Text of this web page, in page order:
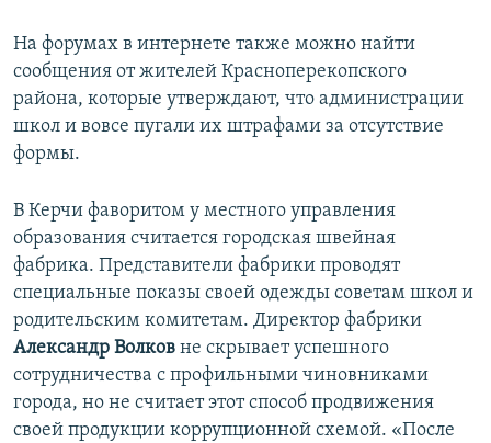
На форумах в интернете также можно найти
сообщения от жителей Красноперекопского
района, которые утверждают, что администрации
школ и вовсе пугали их штрафами за отсутствие
формы.
В Керчи фаворитом у местного управления
образования считается городская швейная
фабрика. Представители фабрики проводят
специальные показы своей одежды советам школ и
родительским комитетам. Директор фабрики
Александр Волков не скрывает успешного
сотрудничества с профильными чиновниками
города, но не считает этот способ продвижения
своей продукции коррупционной схемой. «После